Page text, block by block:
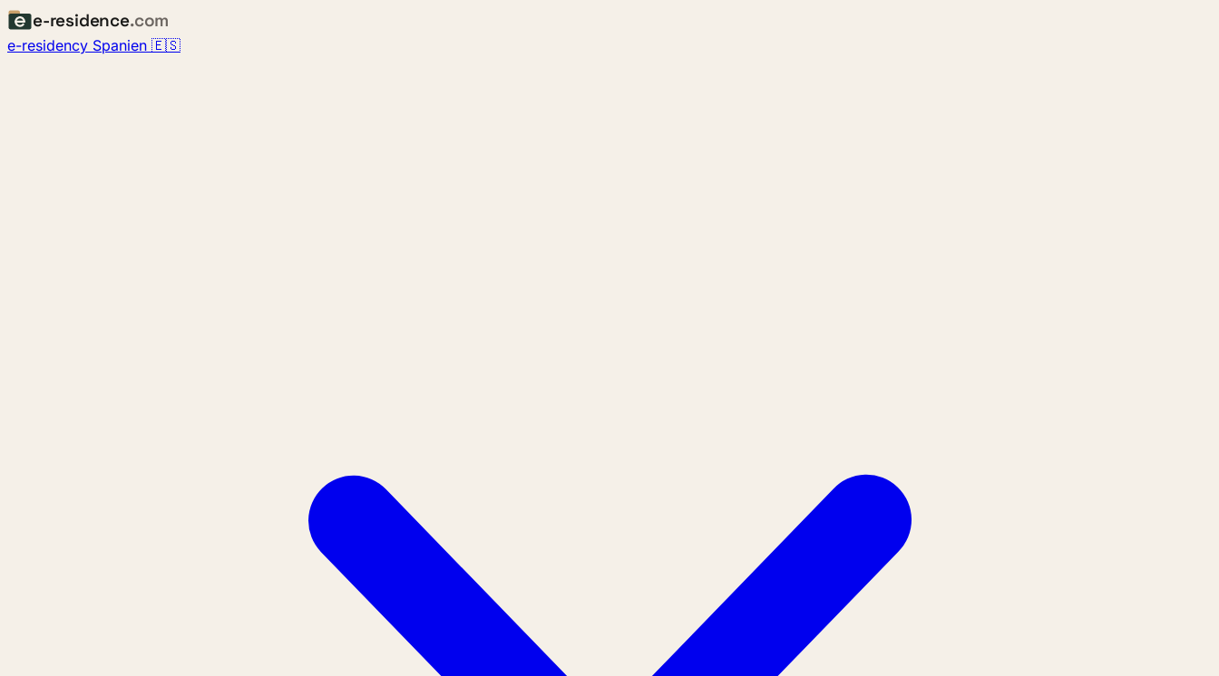
e-residence.com
e-residency Spanien 🇪🇸